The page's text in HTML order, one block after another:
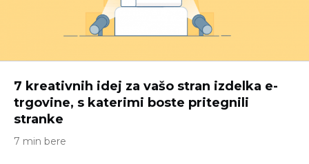
7 kreativnih idej za vašo stran izdelka e-
trgovine, s katerimi boste pritegnili
stranke
7 min bere